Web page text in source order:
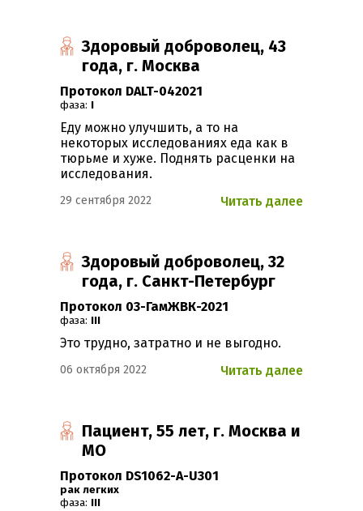
Здоровый доброволец, 43
года, г. Москва
Протокол DALT-042021
фаза: I
Еду можно улучшить, а то на
некоторых исследованиях еда как в
тюрьме и хуже. Поднять расценки на
исследования.
Читать далее
29 сентября 2022
Здоровый доброволец, 32
года, г. Санкт-Петербург
Протокол 03-ГамЖВК-2021
фаза: III
Это трудно, затратно и не выгодно.
Читать далее
06 октября 2022
Пациент, 55 лет, г. Москва и
МО
Протокол DS1062-A-U301
Рак легких
фаза: III